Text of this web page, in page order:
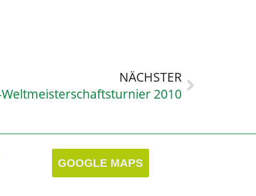
NÄCHSTER
Weltmeisterschaftsturnier 2010
GOOGLE MAPS